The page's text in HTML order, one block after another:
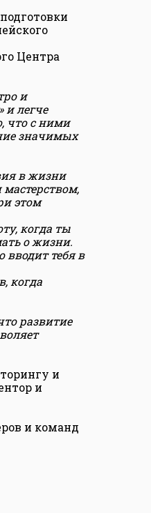
Центра
и
и легче
что с ними
значимых
в жизни
этом
когда ты
о жизни.
вводит тебя в
когда
развитие
и
и
и команд